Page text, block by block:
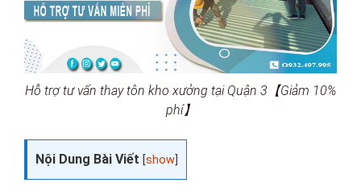
Hỗ trợ tư vấn thay tôn kho xưởng tại Quận 3【Giảm 10%
phí】
Nội Dung Bài Viết [show